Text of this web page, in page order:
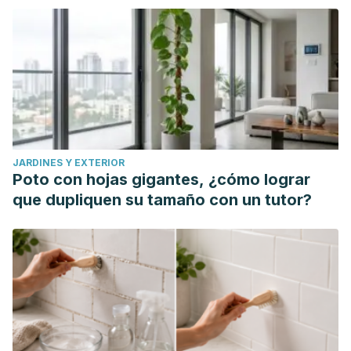
JARDINES Y EXTERIOR
Poto con hojas gigantes, ¿cómo lograr
que dupliquen su tamaño con un tutor?